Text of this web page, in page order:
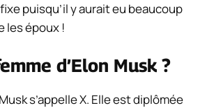
puisqu’il y aurait eu beaucoup
les époux !
d’Elon Musk ?
s’appelle X. Elle est diplômée